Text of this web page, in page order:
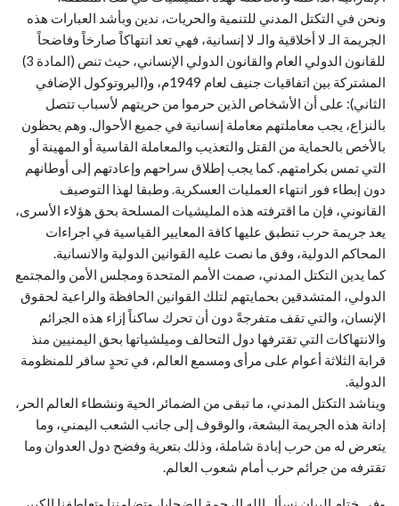
ونحن في التكتل المدني للتنمية والحريات، ندين وبأشد العبارات هذه
الجريمة الـ لا أخلاقية والـ لا إنسانية، فهي تعد انتهاكاً صارخاً وفاضحاً
للقانون الدولي العام والقانون الدولي الإنساني، حيث تنص (المادة 3)
المشتركة بين اتفاقيات جنيف لعام 1949م، و(البروتوكول الإضافي
الثاني): على أن الأشخاص الذين حرموا من حريتهم لأسباب تتصل
بالنزاع، يجب معاملتهم معاملة إنسانية في جميع الأحوال. وهم يحظون
بالأخص بالحماية من القتل والتعذيب والمعاملة القاسية أو المهينة أو
التي تمس بكرامتهم. كما يجب إطلاق سراحهم وإعادتهم إلى أوطانهم
دون إبطاء فور انتهاء العمليات العسكرية. وطبقا لهذا التوصيف
القانوني، فإن ما اقترفته هذه المليشيات المسلحة بحق هؤلاء الأسرى،
يعد جريمة حرب تنطبق عليها كافة المعايير القياسية في اجراءات
المحاكم الدولية، وفق ما نصت عليه القوانين الدولية والانسانية.
كما يدين التكتل المدني، صمت الأمم المتحدة ومجلس الأمن والمجتمع
الدولي، المتشدقين بحمايتهم لتلك القوانين الحافظة والراعية لحقوق
الإنسان، والتي تقف متفرجةً دون أن تحرك ساكناً إزاء هذه الجرائم
والانتهاكات التي تقترفها دول التحالف وميلشياتها بحق اليمنيين منذ
قرابة الثلاثة أعوام على مرأى ومسمع العالم، في تحدٍ سافر للمنظومة
الدولية.
ويناشد التكتل المدني، ما تبقى من الضمائر الحية ونشطاء العالم الحر،
إدانة هذه الجريمة البشعة، والوقوف إلى جانب الشعب اليمني، وما
يتعرض له من حرب إبادة شاملة، وذلك بتعرية وفضح دول العدوان وما
تقترفه من جرائم حرب أمام شعوب العالم.